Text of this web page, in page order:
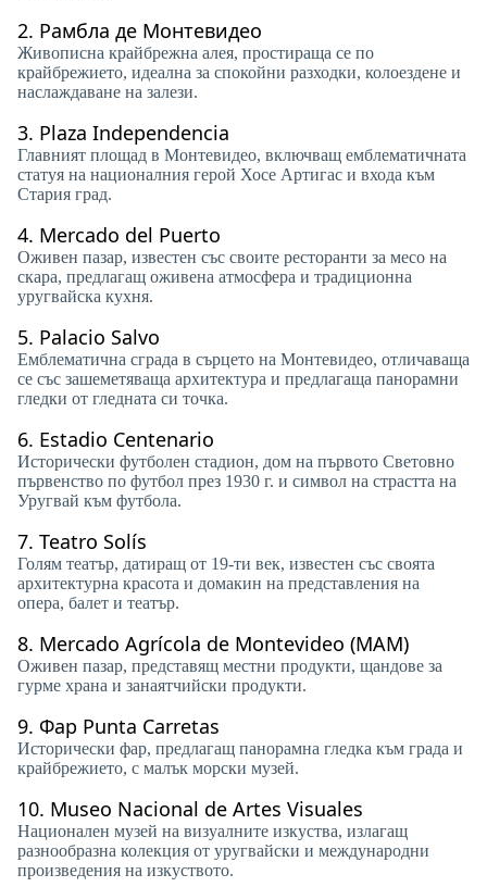
2. Рамбла де Монтевидео
Живописна крайбрежна алея, простираща се по
крайбрежието, идеална за спокойни разходки, колоездене и
наслаждаване на залези.
3. Plaza Independencia
Главният площад в Монтевидео, включващ емблематичната
статуя на националния герой Хосе Артигас и входа към
Стария град.
4. Mercado del Puerto
Оживен пазар, известен със своите ресторанти за месо на
скара, предлагащ оживена атмосфера и традиционна
уругвайска кухня.
5. Palacio Salvo
Емблематична сграда в сърцето на Монтевидео, отличаваща
се със зашеметяваща архитектура и предлагаща панорамни
гледки от гледната си точка.
6. Estadio Centenario
Исторически футболен стадион, дом на първото Световно
първенство по футбол през 1930 г. и символ на страстта на
Уругвай към футбола.
7. Teatro Solís
Голям театър, датиращ от 19-ти век, известен със своята
архитектурна красота и домакин на представления на
опера, балет и театър.
8. Mercado Agrícola de Montevideo (MAM)
Оживен пазар, представящ местни продукти, щандове за
гурме храна и занаятчийски продукти.
9. Фар Punta Carretas
Исторически фар, предлагащ панорамна гледка към града и
крайбрежието, с малък морски музей.
10. Museo Nacional de Artes Visuales
Национален музей на визуалните изкуства, излагащ
разнообразна колекция от уругвайски и международни
произведения на изкуството.